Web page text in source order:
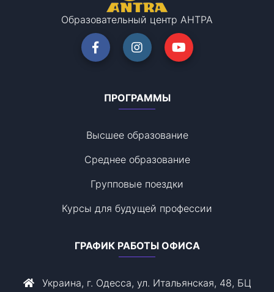
Образовательный центр АНТРА
ПРОГРАММЫ
Высшее образование
Среднее образование
Групповые поездки
Курсы для будущей профессии
ГРАФИК РАБОТЫ ОФИСА
Украина, г. Одесса, ул. Итальянская, 48, БЦ